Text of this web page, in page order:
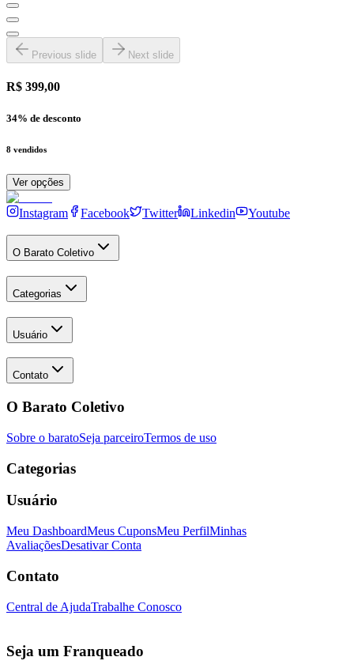
Previous slide Next slide
R$ 399,00
34% de desconto
8 vendidos
Ver opções
Instagram Facebook Twitter Linkedin Youtube
O Barato Coletivo
Categorias
Usuário
Contato
O Barato Coletivo
Sobre o baratoSeja parceiroTermos de uso
Categorias
Usuário
Meu DashboardMeus CuponsMeu PerfilMinhas
AvaliaçõesDesativar Conta
Contato
Central de AjudaTrabalhe Conosco
Seja um Franqueado